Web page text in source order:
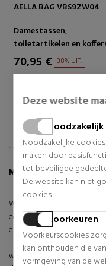
Deze website
Noodzakelijk
Noodzakelijke
maken door
tot beveiligde
De website kan niet
cookies.
Voorkeuren
Voorkeurscookies
kan onthouden die
vormgeving van de
BAG VBS9UC06
en koffers
€ 38% UIT.
MEER INFORMATIE
With the VALENTINO Zero
companion at your side.
can choose which one fits
The Pattina Flap bag from
want in a shoulder bag. Be